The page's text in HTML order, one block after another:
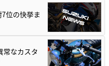
位の快挙ま
常なカスタ